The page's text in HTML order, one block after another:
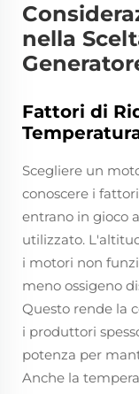
nella
Fattori di
Scegliere un
conoscere i
entrano in gioco
utilizzato.
i motori non
meno ossigeno
Questo rende la
i produttori
potenza per
Anche la